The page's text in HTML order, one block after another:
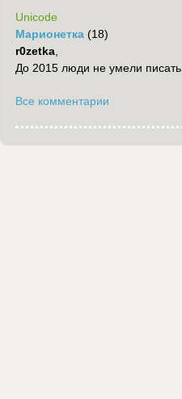
Unicode
Марионетка (18)
r0zetka
До 2015 люди не умели писать.
Все комментарии